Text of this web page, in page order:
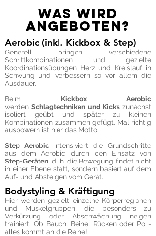
Was wird
angeboten?
Aerobic (inkl. Kickbox & Step)
Generell bringen verschiedene
Schrittkombinationen und gezielte
Koordinationsübungen Herz und Kreislauf in
Schwung und verbessern so vor allem die
Ausdauer.
Beim Kickbox Aerobic
werdenSchlagtechniken und Kickszunächst
isoliert geübt und später zu kleinen
Kombinationen zusammen gefügt. Mal richtig
auspowern ist hier das Motto.
Step Aerobic intensiviert die Grundschritte
aus dem Aerobic durch den Einsatz von
Step-Geräten, d. h. die Bewegung findet nicht
in einer Ebene statt, sondern basiert auf dem
Auf- und Absteigen vom Gerät.
Bodystyling & Kräftigung
Hier werden gezielt einzelne Körperregionen
und Muskelgruppen, die besonders zu
Verkürzung oder Abschwächung neigen
trainiert. Ob Bauch, Beine, Rücken oder Po -
alles kommt an die Reihe!